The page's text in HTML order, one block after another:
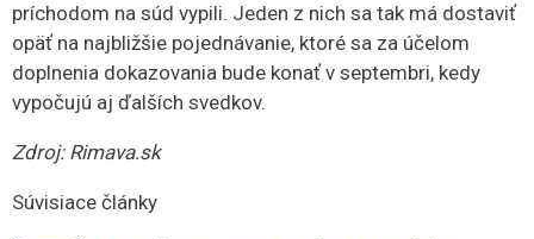
príchodom na súd vypili. Jeden z nich sa tak má dostaviť
opäť na najbližšie pojednávanie, ktoré sa za účelom
doplnenia dokazovania bude konať v septembri, kedy
vypočujú aj ďalších svedkov.
Zdroj: Rimava.sk
Súvisiace články